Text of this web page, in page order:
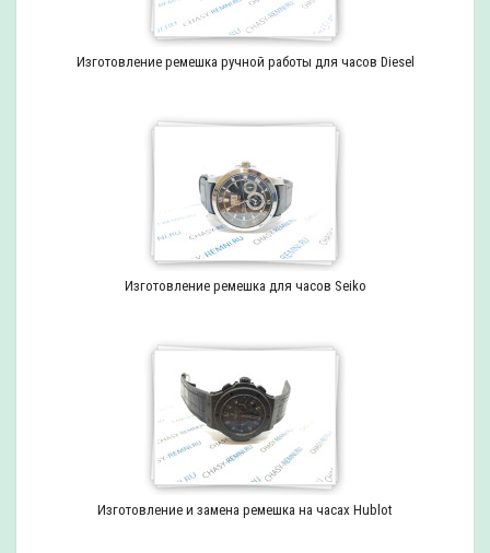
Изготовление ремешка ручной работы для часов Diesel
Изготовление ремешка для часов Seiko
Изготовление и замена ремешка на часах Hublot